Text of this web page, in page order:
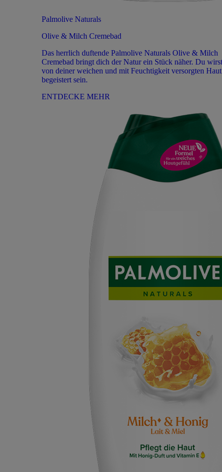
Palmolive Naturals
Olive & Milch Cremebad
Das herrlich duftende Palmolive Naturals Olive & Milch
Cremebad bringt dich der Natur ein Stück näher. Du wirst
von deiner weichen und mit Feuchtigkeit versorgten Haut
begeistert sein.
ENTDECKE MEHR